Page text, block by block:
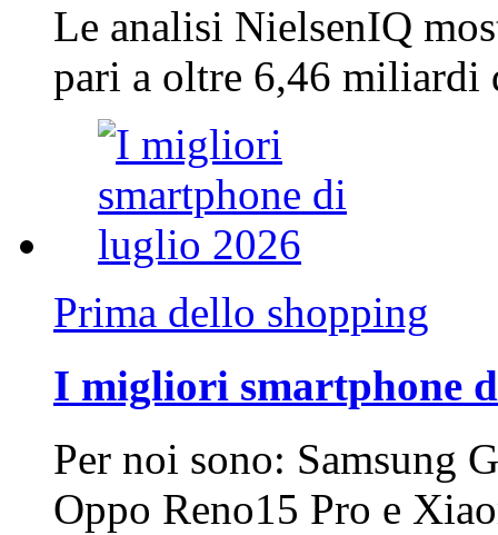
Le analisi NielsenIQ
pari a oltre 6,46
Prima dello shopping
I migliori smartphone
Per noi sono: Samsung
Oppo Reno15 Pro e